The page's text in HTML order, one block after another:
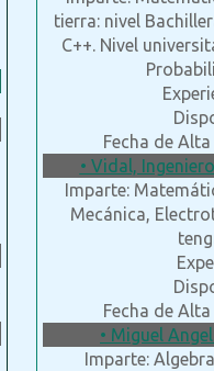
tierra: nivel
C++. Nivel
Fecha de
• Vidal,
Imparte:
Mecánica,
Fecha de
• Miguel
Imparte: